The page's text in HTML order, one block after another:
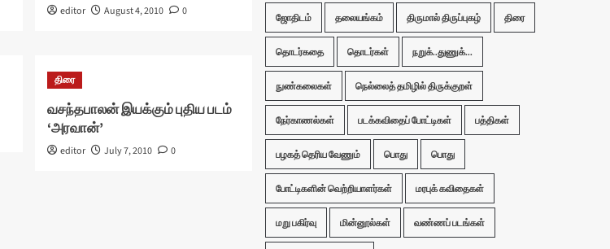
editor August 4, 2010 0
திரை
வசந்தபாலன் இயக்கும் புதிய படம்
‘அரவான்’
editor July 7, 2010 0
ஜோதிடம் தலையங்கம் திருமால் திருப்புகழ் திரை
தொடர்கதை தொடர்கள் நறுக்..துணுக்...
நுண்கலைகள் நெல்லைத் தமிழில் திருக்குறள்
நேர்காணல்கள் படக்கவிதைப் போட்டிகள் பத்திகள்
பழகத் தெரிய வேணும் பொது பொது
போட்டிகளின் வெற்றியாளர்கள் மரபுக் கவிதைகள்
மறு பகிர்வு மின்னூல்கள் வண்ணப் படங்கள்